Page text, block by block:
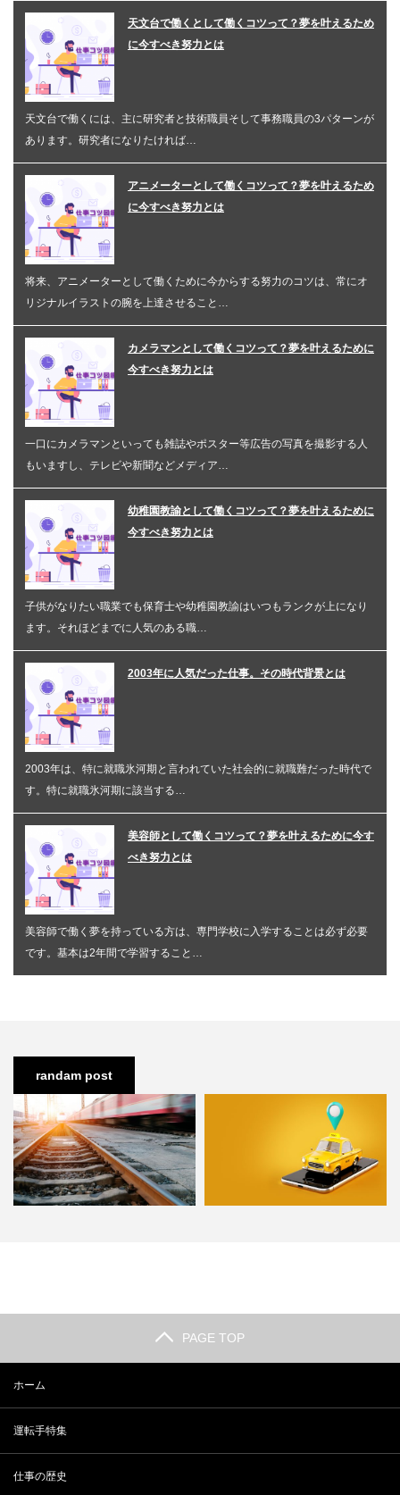
天文台で働くとして働くコツって？夢を叶えるため
に今すべき努力とは
天文台で働くには、主に研究者と技術職員そして事務職員の3パターンが
あります。研究者になりたければ…
アニメーターとして働くコツって？夢を叶えるため
に今すべき努力とは
将来、アニメーターとして働くために今からする努力のコツは、常にオ
リジナルイラストの腕を上達させること…
カメラマンとして働くコツって？夢を叶えるために
今すべき努力とは
一口にカメラマンといっても雑誌やポスター等広告の写真を撮影する人
もいますし、テレビや新聞などメディア…
幼稚園教諭として働くコツって？夢を叶えるために
今すべき努力とは
子供がなりたい職業でも保育士や幼稚園教諭はいつもランクが上になり
ます。それほどまでに人気のある職…
2003年に人気だった仕事。その時代背景とは
2003年は、特に就職氷河期と言われていた社会的に就職難だった時代で
す。特に就職氷河期に該当する…
美容師として働くコツって？夢を叶えるために今す
べき努力とは
美容師で働く夢を持っている方は、専門学校に入学することは必ず必要
です。基本は2年間で学習すること…
randam post
PAGE TOP
ホーム
運転手特集
仕事の歴史